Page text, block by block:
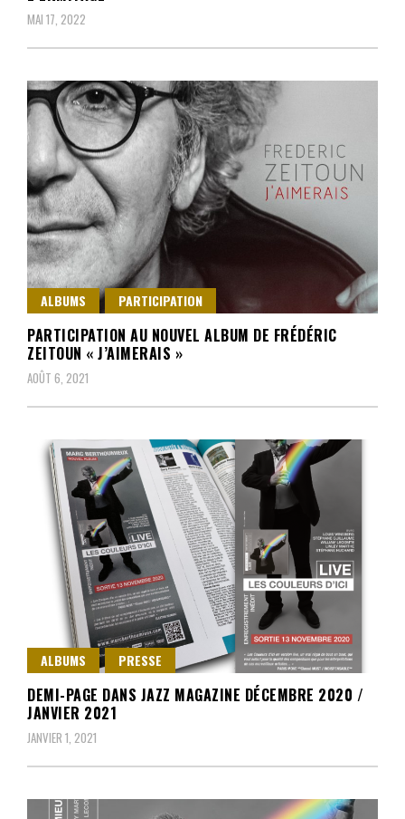
MAI 17, 2022
ALBUMS PARTICIPATION
PARTICIPATION AU NOUVEL ALBUM DE FRÉDÉRIC
ZEITOUN « J’AIMERAIS »
AOÛT 6, 2021
ALBUMS PRESSE
DEMI-PAGE DANS JAZZ MAGAZINE DÉCEMBRE 2020 /
JANVIER 2021
JANVIER 1, 2021